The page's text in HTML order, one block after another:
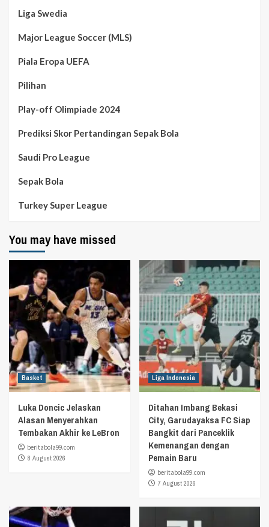
Liga Swedia
Major League Soccer (MLS)
Piala Eropa UEFA
Pilihan
Play-off Olimpiade 2024
Prediksi Skor Pertandingan Sepak Bola
Saudi Pro League
Sepak Bola
Turkey Super League
You may have missed
Basket
Luka Doncic Jelaskan
Alasan Menyerahkan
Tembakan Akhir ke LeBron
beritabola99.com
8 August 2026
Liga Indonesia
Ditahan Imbang Bekasi
City, Garudayaksa FC Siap
Bangkit dari Panceklik
Kemenangan dengan
Pemain Baru
beritabola99.com
7 August 2026